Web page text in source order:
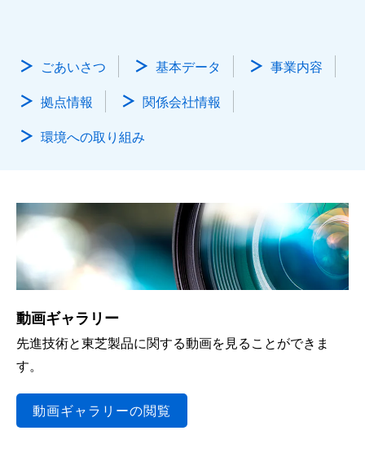
ごあいさつ 基本データ 事業内容
拠点情報 関係会社情報
環境への取り組み
動画ギャラリー
先進技術と東芝製品に関する動画を見ることができま
す。
動画ギャラリーの閲覧